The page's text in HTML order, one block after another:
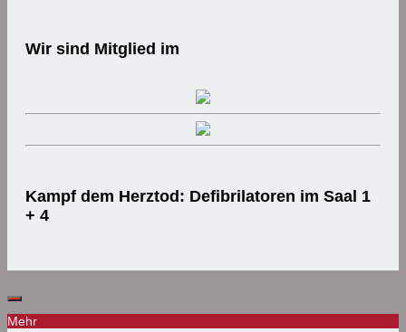
Wir sind Mitglied im
Kampf dem Herztod: Defibrilatoren im Saal 1
+ 4
Mehr